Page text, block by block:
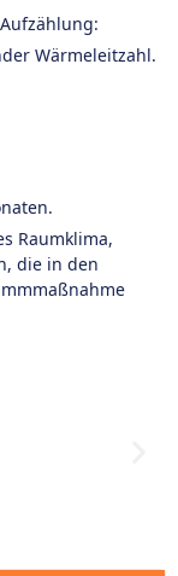
Wärmeleitzahl.
Raumklima,
die in den